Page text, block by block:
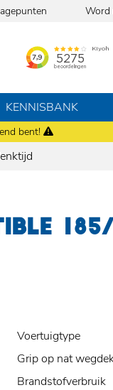
bent!
Word
KENNISBANK
Voertuigtype
Grip op nat
Brandstofverbruik